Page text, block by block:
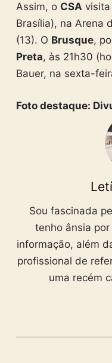
Assim, o CSAvisita
Brasília), na Arena
(13). O Brusque,
Preta, às 21h30
Bauer, na sexta-
Foto destaque:
Sou fascinada
tenho ânsia
informação, além
profissional de
uma recém